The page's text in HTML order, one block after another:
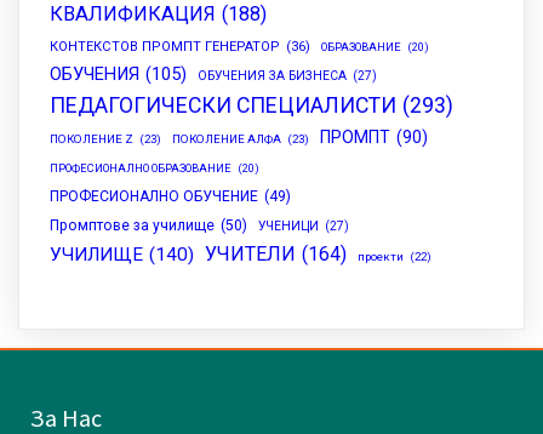
КВАЛИФИКАЦИЯ (188)
КОНТЕКСТОВ ПРОМПТ ГЕНЕРАТОР (36) ОБРАЗОВАНИЕ (20)
ОБУЧЕНИЯ (105) ОБУЧЕНИЯ ЗА БИЗНЕСА (27)
ПЕДАГОГИЧЕСКИ СПЕЦИАЛИСТИ (293)
ПОКОЛЕНИЕ Z (23) ПОКОЛЕНИЕ АЛФА (23) ПРОМПТ (90)
ПРОФЕСИОНАЛНО ОБРАЗОВАНИЕ (20)
ПРОФЕСИОНАЛНО ОБУЧЕНИЕ (49)
Промптове за училище (50) УЧЕНИЦИ (27)
УЧИЛИЩЕ (140) УЧИТЕЛИ (164) проекти (22)
За Нас